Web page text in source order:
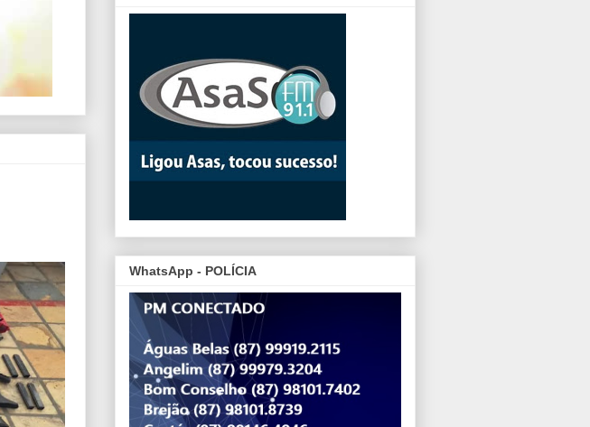
WhatsApp - POLÍCIA